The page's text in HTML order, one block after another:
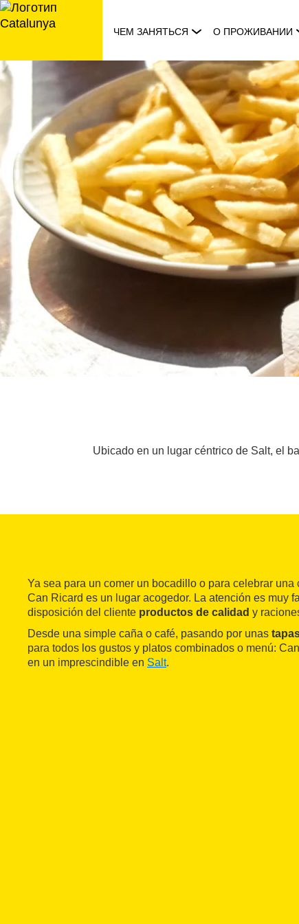
перейти
к
ЧЕМ ЗАНЯТЬСЯ О ПРОЖИВАНИИ
Ubicado en un lugar céntrico de Salt, el
Ya sea para un comer un bocadillo o para celebrar una
Can Ricard es un lugar acogedor. La atención es muy
disposición del cliente productos de calidad y
Desde una simple caña o café, pasando por unas
para todos los gustos y platos combinados o menú:
en un imprescindible en Salt.